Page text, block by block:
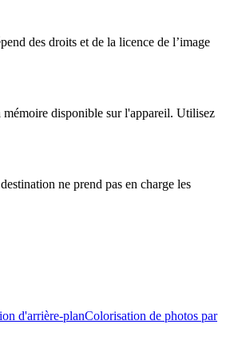
des droits et de la licence de l’image
mémoire disponible sur l'appareil. Utilisez
ne prend pas en charge les
d'arrière-planColorisation de photos par